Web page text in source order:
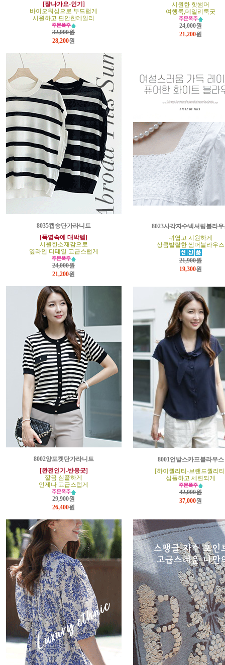
[잘나가요-인기]
바이오워싱으로 부드럽게
시원하고 편안한데일리
32,000원
28,200원
시원한 핫썸머
여행룩,데일리룩굿
24,000원
21,200원
8035캡송단가라니트
[폭염속에 대박템]
시원한소재감으로
옆라인 디테일 고급스럽게
24,000원
21,200원
8023사각자수넥셔링블라우
귀엽고 시원하게
상큼발랄한 썸머블라우스
21,900원
19,300원
8002양포켓단가라니트
[완전인기-반응굿]
깔끔 심플하게
언제나 고급스럽게
29,900원
26,400원
8001언발스카프블라우스
[하이퀄리티-브랜드퀄리
심플하고 세련되게
42,000원
37,000원